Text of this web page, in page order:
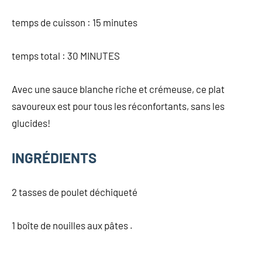
temps de cuisson : 15 minutes
temps total : 30 MINUTES
Avec une sauce blanche riche et crémeuse, ce plat
savoureux est pour tous les réconfortants, sans les
glucides!
INGRÉDIENTS
2 tasses de poulet déchiqueté
1 boîte de nouilles aux pâtes .